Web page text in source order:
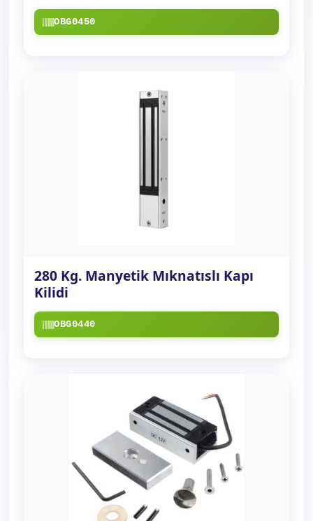
OBG0450
280 Kg. Manyetik Mıknatıslı Kapı
Kilidi
OBG0440